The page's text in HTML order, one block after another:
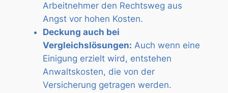
Arbeitnehmer den Rechtsweg aus
Angst vor hohen Kosten.
Deckung auch bei
Vergleichslösungen: Auch wenn eine
Einigung erzielt wird, entstehen
Anwaltskosten, die von der
Versicherung getragen werden.